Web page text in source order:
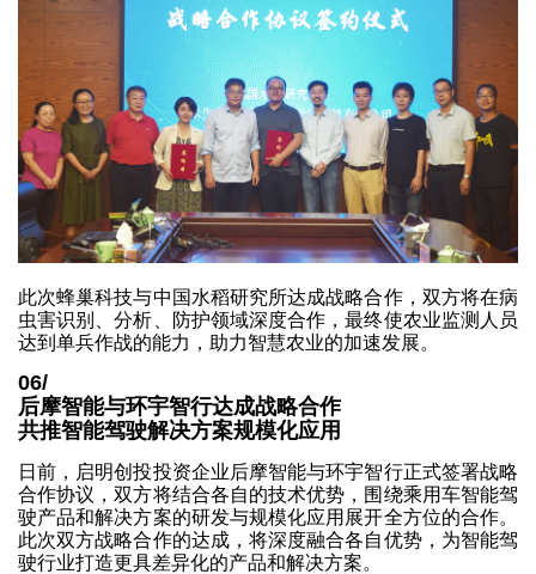
此次蜂巢科技与中国水稻研究所达成战略合作，双方将在病
虫害识别、分析、防护领域深度合作，最终使农业监测人员
达到单兵作战的能力，助力智慧农业的加速发展。
06/
后摩智能与环宇智行达成战略合作
共推智能驾驶解决方案规模化应用
日前，启明创投投资企业后摩智能与环宇智行正式签署战略
合作协议，双方将结合各自的技术优势，围绕乘用车智能驾
驶产品和解决方案的研发与规模化应用展开全方位的合作。
此次双方战略合作的达成，将深度融合各自优势，为智能驾
驶行业打造更具差异化的产品和解决方案。